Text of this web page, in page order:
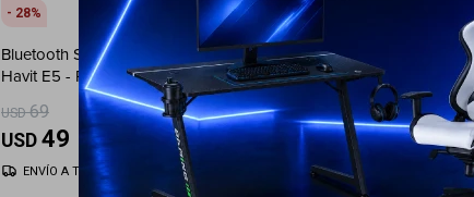
28
Bluetooth Sport Speaker
Havit E5 - Rojo
USD 69
USD 49 USD44
ENVÍO A TODO EL PAÍS